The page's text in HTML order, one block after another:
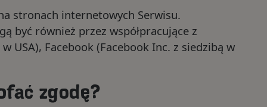
stronach internetowych Serwisu.
być również przez współpracujące z
USA), Facebook (Facebook Inc. z siedzibą w
zgodę?